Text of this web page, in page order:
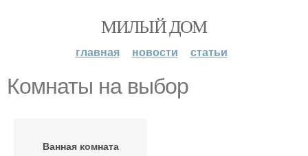
МИЛЫЙ ДОМ
главная новости статьи
Комнаты на выбор
Ванная комната